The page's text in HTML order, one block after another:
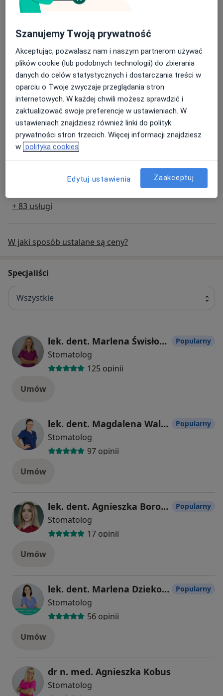
Od 150 zł
Szczegóły
Umów
Fluoryzacja zębów
120 zł
Szczegółyfluoryzacja zębów
Umów
Konsultacja endodontyczna
200 zł
Szczegółykonsultacja endodontyczna
+ 83 usługi
W jaki sposób ustalane są ceny?
Specjaliści
Wszystkie
lek. dent. Marlena Świsłocka
Stomatolog
125 opinii
Popularny
Umów
lek. dent. Magdalena Waleśkiewicz
Stomatolog
97 opinii
Popularny
Umów
lek. dent. Agnieszka Borowy
Stomatolog
17 opinii
Popularny
Umów
lek. dent. Marlena Dziekońska
Stomatolog
56 opinii
Popularny
Umów
dr n. med. Agnieszka Kobus
Stomatolog
Szanujemy Twoją prywatność
Akceptując, pozwalasz nam i naszym partnerom używać
plików cookie (lub podobnych technologii) do zbierania
danych do celów statystycznych i dostarczania treści w
oparciu o Twoje zwyczaje przeglądania stron
internetowych. W każdej chwili możesz sprawdzić i
zaktualizować swoje preferencje w ustawieniach. W
ustawieniach znajdziesz również linki do polityk
prywatności stron trzecich. Więcej informacji znajdziesz
w polityka cookies
Edytuj ustawienia Zaakceptuj